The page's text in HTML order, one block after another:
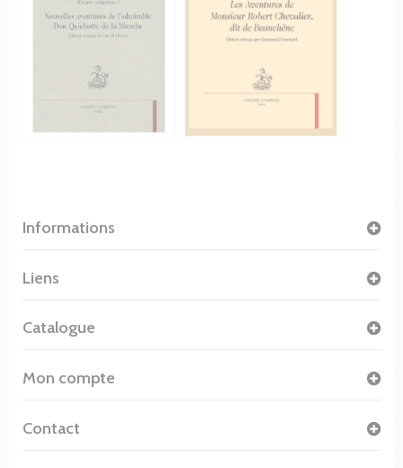
Informations
Liens
Catalogue
Mon compte
Contact